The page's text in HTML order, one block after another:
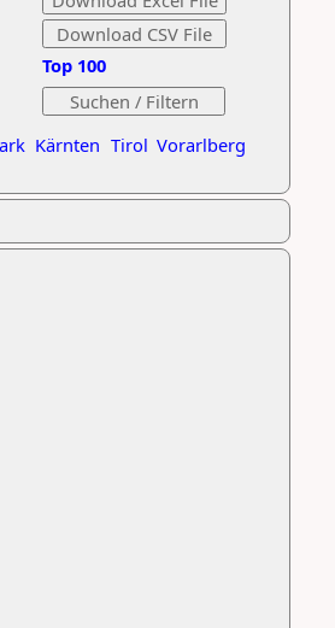
Kärnten Tirol Vorarlberg
Top 100